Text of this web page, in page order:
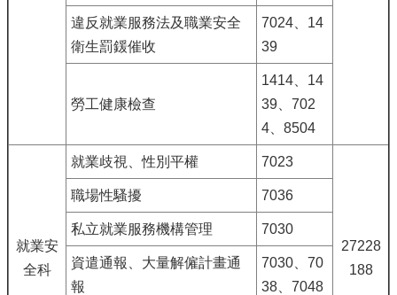
違反就業服務法及職業安全
衛生罰鍰催收
7024、14
39
勞工健康檢查
1414、14
39、702
4、8504
就業安
全科
就業歧視、性別平權 7023
27228
188
職場性騷擾 7036
私立就業服務機構管理 7030
資遣通報、大量解僱計畫通
報
7030、70
38、7048